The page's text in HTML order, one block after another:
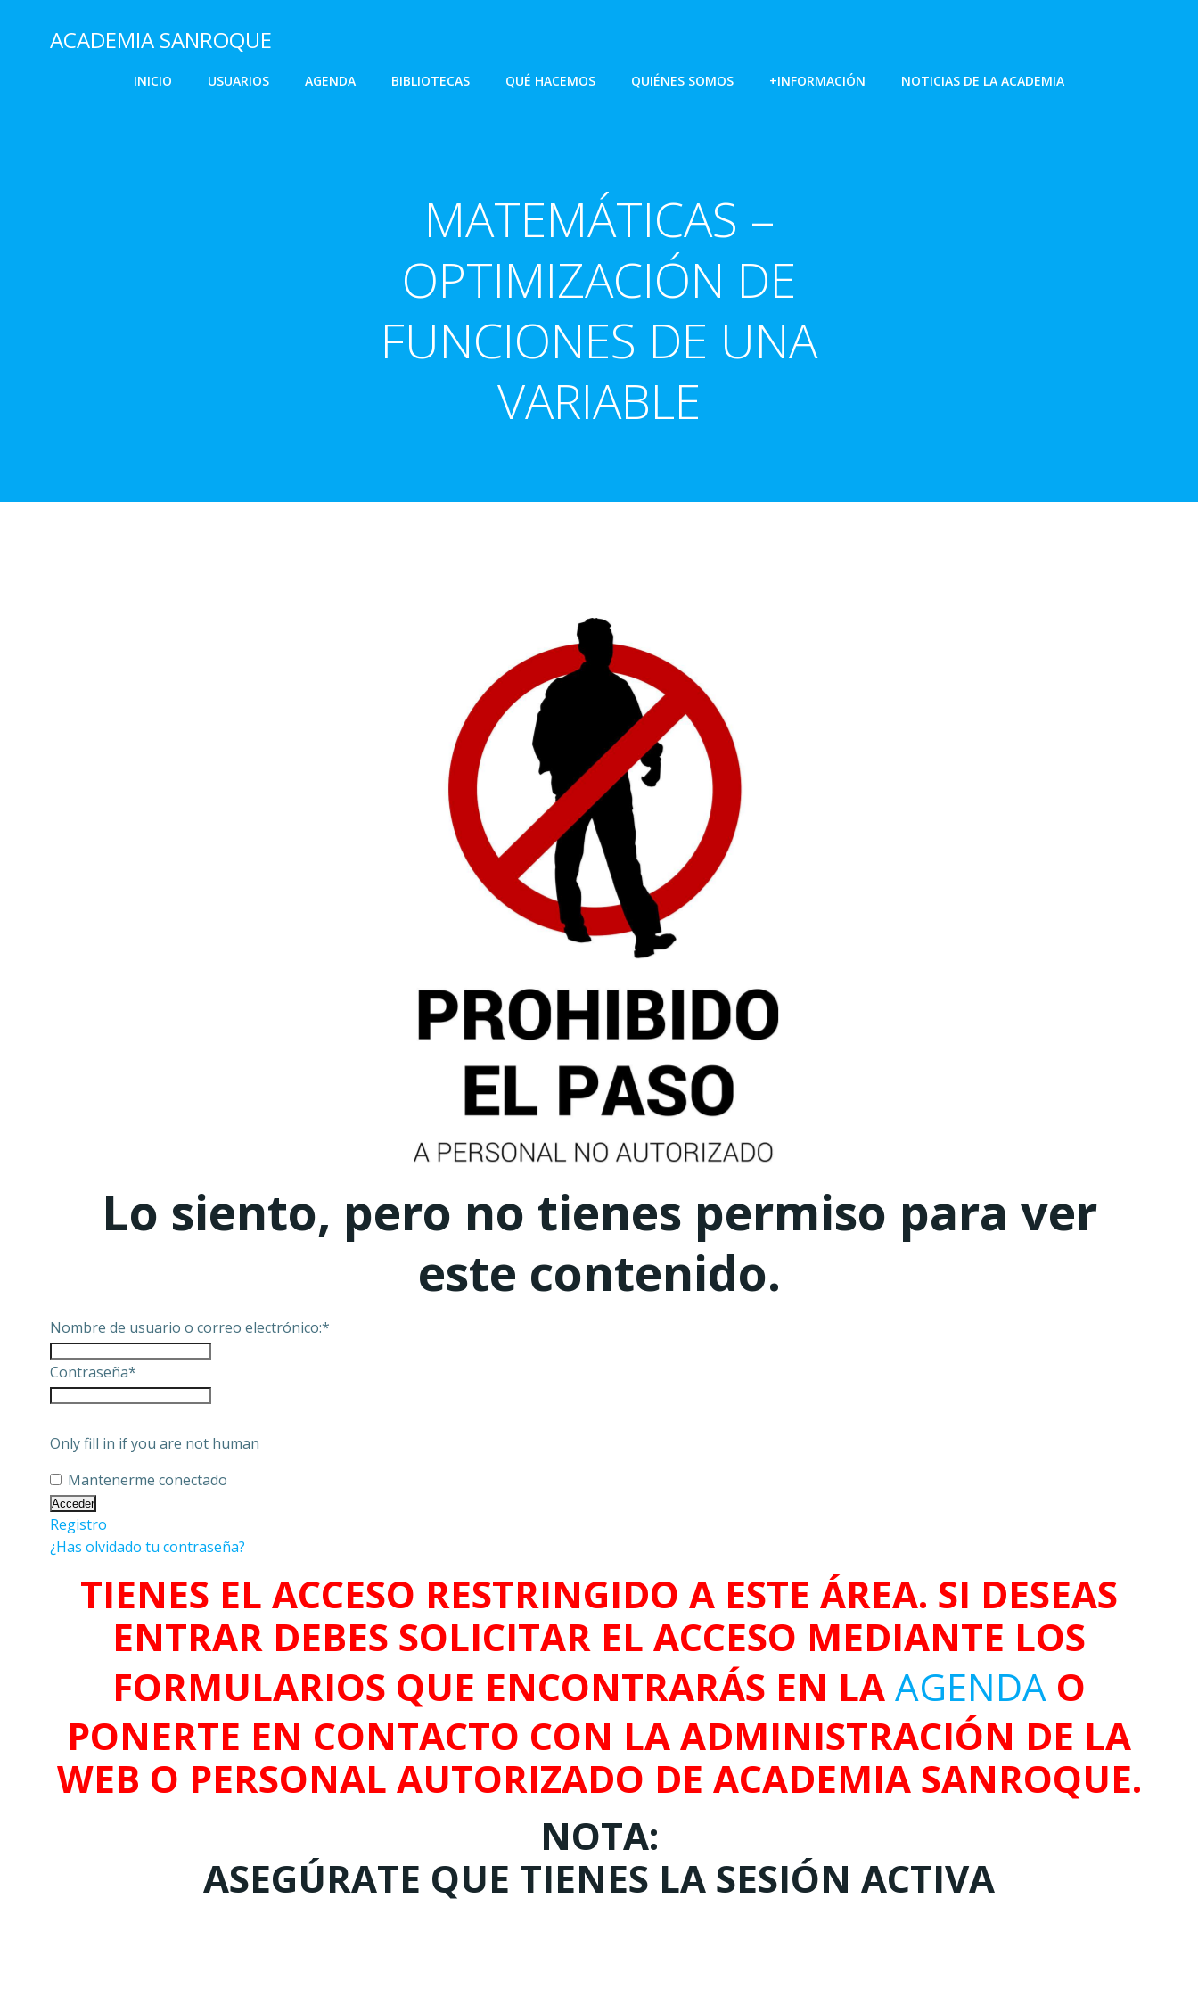
contenidoACADEMIA SANROQUE
INICIO USUARIOS AGENDA BIBLIOTECAS QUÉ HACEMOS QUIÉNES SOMOS +INFORMACIÓN NOTICIAS DE LA ACADEMIA
MATEMÁTICAS –
OPTIMIZACIÓN DE
FUNCIONES DE UNA
VARIABLE
Lo siento, pero no tienes permiso para ver
este contenido.
Nombre de usuario o correo electrónico:*
Contraseña*
Only fill in if you are not human
Mantenerme conectado
Registro
¿Has olvidado tu contraseña?
TIENES EL ACCESO RESTRINGIDO A ESTE ÁREA. SI DESEAS
ENTRAR DEBES SOLICITAR EL ACCESO MEDIANTE LOS
FORMULARIOS QUE ENCONTRARÁS EN LAAGENDA O
PONERTE EN CONTACTO CON LA ADMINISTRACIÓN DE LA
WEB O PERSONAL AUTORIZADO DE ACADEMIA SANROQUE.
NOTA:
ASEGÚRATE QUE TIENES LA SESIÓN ACTIVA